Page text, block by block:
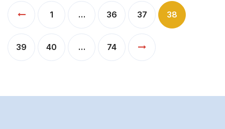
Paginación
de
entradas
1 … 36 37 38
39 40 … 74